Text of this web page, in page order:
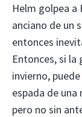
Helm golpea
anciano de un
entonces
Entonces, si la
invierno,
espada de
pero no sin